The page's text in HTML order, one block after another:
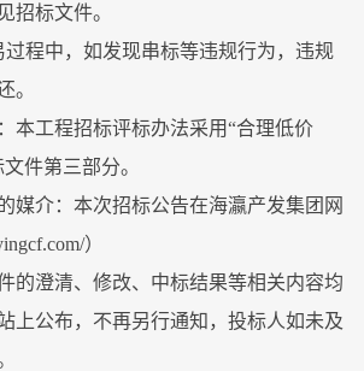
招标文件。
过程中，如发现串标等违规行为，违规
。
本工程招标评标办法采用“合理低价
件第三部分。
媒介：本次招标公告在海瀛产发集团网
）
的澄清、修改、中标结果等相关内容均
上公布，不再另行通知，投标人如未及